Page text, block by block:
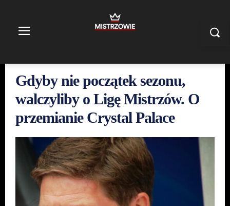
Gdyby nie początek sezonu,
walczyliby o Ligę Mistrzów. O
przemianie Crystal Palace